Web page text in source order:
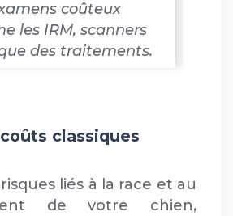
coûteux
les IRM, scanners
des traitements.
classiques
liés à la race et au
de votre chien,